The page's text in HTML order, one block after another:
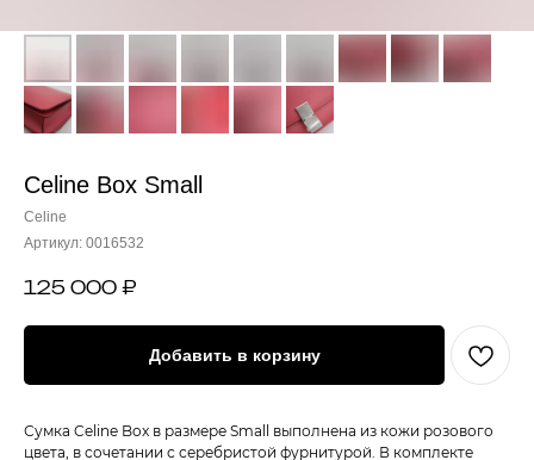
Celine Box Small
Celine
Артикул: 0016532
125 000 ₽
Добавить в корзину
Сумка Celine Box в размере Small выполнена из кожи розового
цвета, в сочетании с серебристой фурнитурой. В комплекте